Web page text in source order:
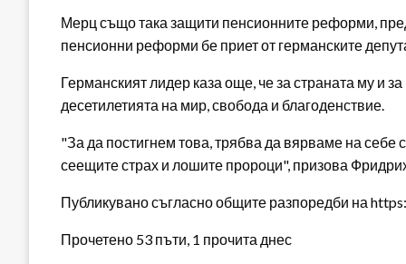
Мерц също така защити пенсионните реформи,
пенсионни реформи бе приет от германските
Германският лидер каза още, че за страната му и
десетилетията на мир, свобода и благоденствие.
"За да постигнем това, трябва да вярваме на себе
сеещите страх и лошите пророци", призова
Публикувано съгласно общите разпоредби на
Прочетено 53 пъти, 1 прочита днес